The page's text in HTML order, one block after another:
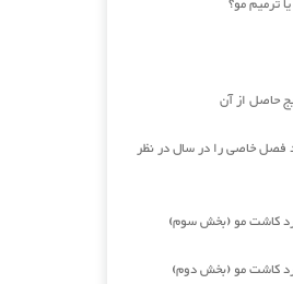
حاصل از آن
فصل خاصی را در سال در نظر
کاشت مو (بخش سوم)
کاشت مو (بخش دوم)